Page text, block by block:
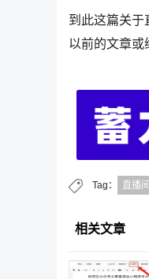
到此这篇关于
以前的文章或
Tag： 直播间
相关文章